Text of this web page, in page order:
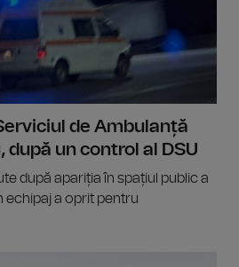
de Ambulanță
după un control al DSU
după apariția în spațiul public a
echipaj a oprit pentru